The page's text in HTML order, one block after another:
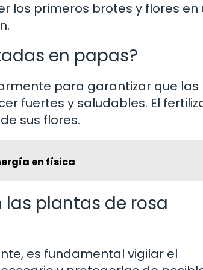
los primeros brotes y flores en
en papas?
para garantizar que las
fuertes y saludables. El
sus flores.
en física
plantas de rosa
es fundamental vigilar el